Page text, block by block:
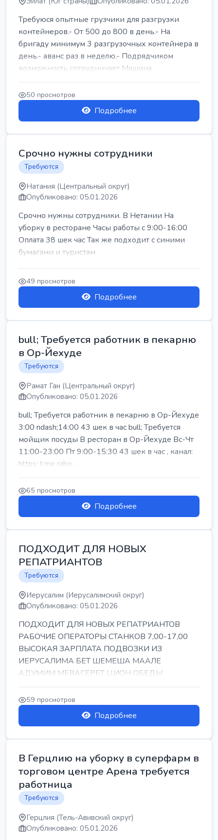
Требуюся опытные грузчики для разгрузки
контейнеров.- От 500 до 800 в день.- На
бригаду минимум 3 разгрузочных контейнера в
день.- аванс раз в неделю.- Подрядчиком
возможность сотрудничает Машина
50 просмотров
Подробнее
Срочно нужны сотрудники
Требуются
Натания (Центральный округ)
Опубликовано: 05.01.2026
Срочно нужны сотрудники. В Нетании На
уборку в ресторане Часы работы с 9:00-16:00
Оплата 38 шек час Так же подходит с синими
бумагами и туристам
49 просмотров
Подробнее
bull; Требуется работник в пекарню
в Ор-Йехуде
Требуются
Рамат Ган (Центральный округ)
Опубликовано: 05.01.2026
bull; Требуется работник в пекарню в Ор-Йехуде
3:00 ndash;14:00 43 шек в час bull; Требуется
мойщик посуды В ресторан в Ор-Йехуде Вс-Чт
11:00-23:00 Пт 9:00-15:30 43 шек в час , канал:
https: t.me rabo...
65 просмотров
Подробнее
ПОДХОДИТ ДЛЯ НОВЫХ
РЕПАТРИАНТОВ
Требуются
Иерусалим (Иерусалимский округ)
Опубликовано: 05.01.2026
ПОДХОДИТ ДЛЯ НОВЫХ РЕПАТРИАНТОВ
РАБОЧИЕ ОПЕРАТОРЫ СТАНКОВ 7,00-17,00
ВЫСОКАЯ ЗАРПЛАТА ПОДВОЗКИ ИЗ
ИЕРУСАЛИМА БЕТ ШЕМЕША МААЛЕ
АДУМИМ МЕВАСЕРЕТ ЦИОН ОБЕДЫ
ПОДАРКИ КОРПОРАТИВЫ ИНГА
59 просмотров
Подробнее
В Герцлию на уборку в суперфарм в
торговом центре Арена требуется
работница
Требуются
Герцлия (Тель-Авивский округ)
Опубликовано: 05.01.2026